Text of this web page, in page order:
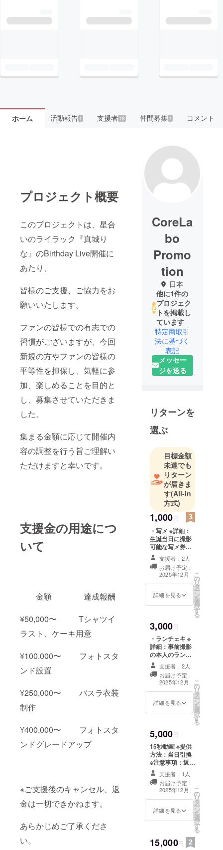
ホーム 活動報告1 支援者 18 仲間募集 1 コメント
プロジェクト概要
このプロジェクトは、星合
いのライラック『真城り
な』のBirthday Live開催に
あたり、
皆様のご支援、ご協力をお
願いいたします。
ファンの皆様での有志での
習慣がございますが、今回
新規の方やファンの皆様の
平等性を担保し、気軽に参
加、楽しめることを目的と
し、募集させていただきま
した。
集まる金額に応じて開催内
容の調整を行う旨ご理解い
ただけますと幸いです。
支援金の用途につ
いて
金額 達成報酬
¥50,000〜 Tシャツイ
ラスト、ケーキ用意
¥100,000〜 フォトスタ
ンド設置
¥250,000〜 バスラ衣装
制作
¥400,000〜 フォトスタ
ンドグレードアップ
※ご支援後のキャンセル、返
金は一切できかねます。
あらかじめご了承くださ
い。
CoreLa
bo
Promo
tion
日本
他に1件の
プロジェク
トを掲載し
ています
特定商取引
法に基づく
表記
メッセー
ジを送る
リターンを
選ぶ
目標金額
未達でも
リターン
が届きま
す(All-in
方式)
1,000円
・写メ ※詳細：
生誕当日に撮影
可能な写メ券に
なります。 ※提
供方法：当日引
き換え
支援者：2人
お届け予定：
2025年12月
詳細を見る
こ
の
リ
タ
ー
ン
を
選
択
す
る
3,000円
・ランチェキ ※
詳細：事前撮影
の本人のランダ
ムチェキ ※提供
方法：当日引換
※注意事項：返品
交換はできませ
ん。 ※備考欄に
ニックネームの
支援者：2人
お届け予定：
2025年12月
詳細を見る
こ
の
リ
タ
ー
ン
を
選
択
す
る
5,000円
15秒動画 ※提供
方法：当日引換
※注意事項：返品
交換はできませ
ん。 ※備考欄に
ニックネームの
記載をお願いい
たします。
支援者：1人
お届け予定：
2025年12月
詳細を見る
こ
の
リ
タ
ー
ン
を
選
択
す
る
15,000円